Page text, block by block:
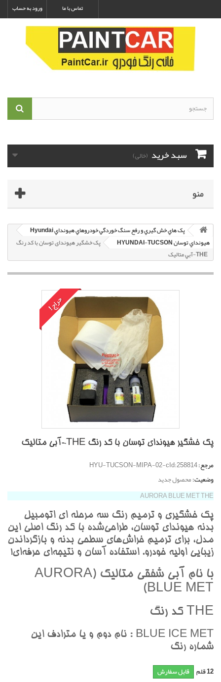
ورود به حساب تماس با ما
سبد خرید (خالی)
منو
پک هاي خش گيري و رفع سنگ خوردگي خودروهاي هيونداي Hyundai
هيونداي توسان HYUNDAI-TUCSON
پک خشگير هیوندای توسان با کد رنگ
THE-آبي متاليک
حراج!
پک خشگير هیوندای توسان با کد رنگ THE-آبي متاليک
مرجع:HYU-TUCSON-MIPA-02-cId:258814
وضعیت:محصول جدید
AURORA BLUE MET THE
پک خشگيري و ترميم رنگ سه مرحله اي اتومبيل
بدنه هيونداي توسان، طراحي‌شده با کد رنگ اصلي اين
مدل، براي ترميم خراش‌هاي سطحي بدنه و بازگرداندن
زيبايي اوليه خودرو. استفاده آسان و نتيجه‌اي حرفه‌اي!
با نام آبي شفقي متاليک (AURORA
BLUE MET)
THE کد رنگ
BLUE ICE MET : نام دوم و يا مترادف اين
شماره رنگ
12قلم قابل سفارش